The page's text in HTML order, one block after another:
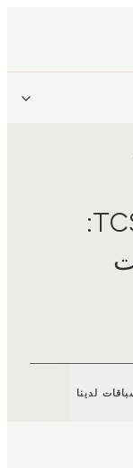
فريق جاكوار TCS Racing:
لدينا